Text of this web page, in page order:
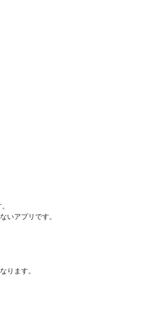
いアプリです。
ります。